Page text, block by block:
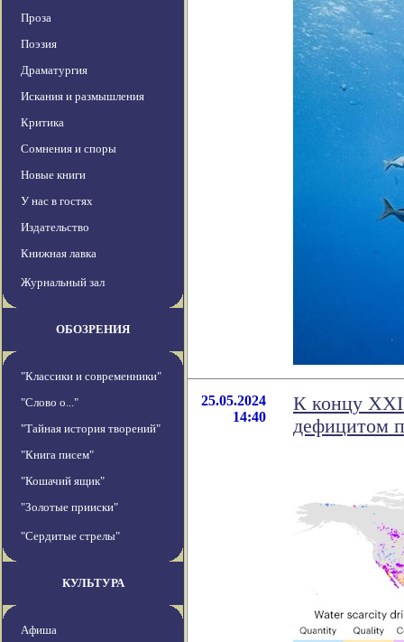
Проза
Поэзия
Драматургия
Искания и размышления
Критика
Сомнения и споры
Новые книги
У нас в гостях
Издательство
Книжная лавка
Журнальный зал
ОБОЗРЕНИЯ
"Классики и современники"
"Слово о..."
"Тайная история творений"
"Книга писем"
"Кошачий ящик"
"Золотые прииски"
"Сердитые стрелы"
КУЛЬТУРА
Афиша
25.05.2024
14:40
К концу XXI
дефицитом